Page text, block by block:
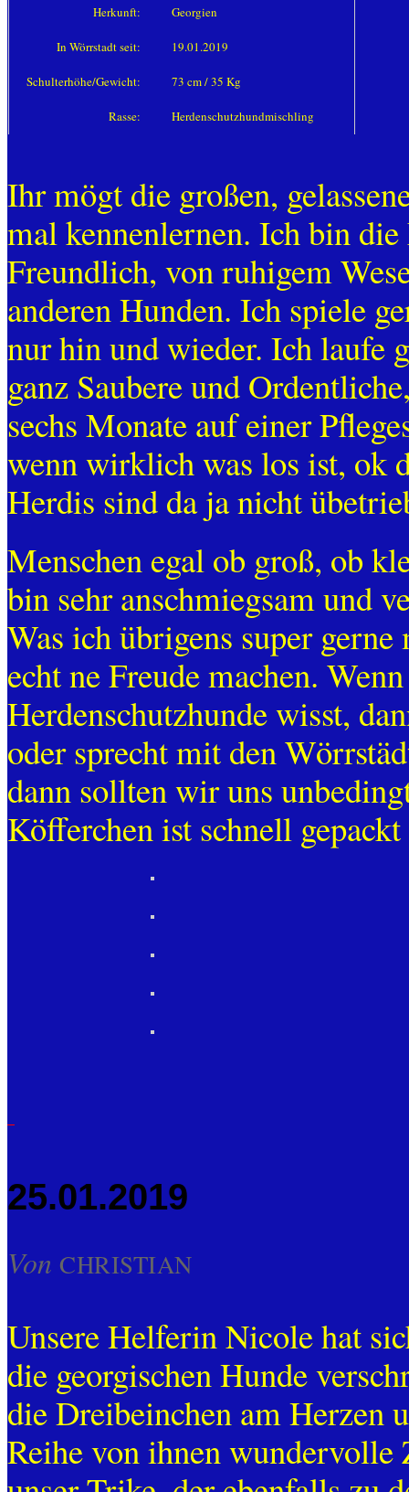
Herkunft: Georgien
In Wörrstadt seit: 19.01.2019
Schulterhöhe/Gewicht: 73 cm / 35 Kg
Rasse: Herdenschutzhundmischling
Ihr mögt die großen,
mal kennenlernen. Ich bin
Freundlich, von ruhigem
anderen Hunden. Ich spiele
nur hin und wieder. Ich laufe
ganz Saubere und
sechs Monate auf einer
wenn wirklich was los ist, ok
Herdis sind da ja nicht
Menschen egal ob groß, ob
bin sehr anschmiegsam und
Was ich übrigens super
echt ne Freude machen.
Herdenschutzhunde wisst,
oder sprecht mit den
dann sollten wir uns
Köfferchen ist schnell
25.01.2019
Von CHRISTIAN
Unsere Helferin Nicole hat
die georgischen Hunde
die Dreibeinchen am Herzen
Reihe von ihnen